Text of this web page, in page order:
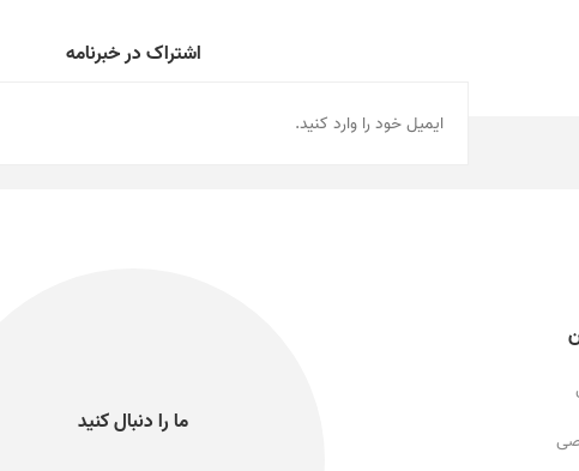
اشتراک در خبرنامه
ما را دنبال کنید